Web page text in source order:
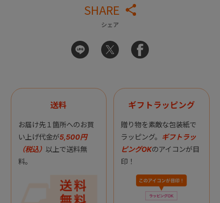
SHARE
シェア
送料
お届け先１箇所へのお買
い上げ代金が5,500円
（税込） 以上で送料無
料。
ギフトラッピング
贈り物を素敵な包装紙で
ラッピング。 ギフトラッ
ピングOKのアイコンが目
印！